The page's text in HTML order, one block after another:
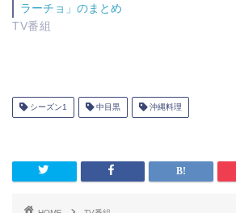
ラーチョ」のまとめ
TV番組
シーズン1 中目黒 沖縄料理